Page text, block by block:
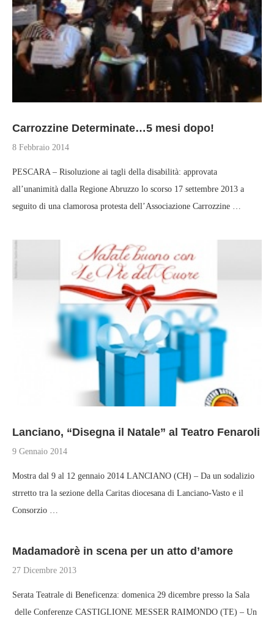
Carrozzine Determinate…5 mesi dopo!
8 Febbraio 2014
PESCARA – Risoluzione ai tagli della disabilità: approvata
all’unanimità dalla Regione Abruzzo lo scorso 17 settembre 2013 a
seguito di una clamorosa protesta dell’Associazione Carrozzine …
Lanciano, “Disegna il Natale” al Teatro Fenaroli
9 Gennaio 2014
Mostra dal 9 al 12 gennaio 2014 LANCIANO (CH) – Da un sodalizio
strretto tra la sezione della Caritas diocesana di Lanciano-Vasto e il
Consorzio …
Madamadorè in scena per un atto d’amore
27 Dicembre 2013
Serata Teatrale di Beneficenza: domenica 29 dicembre presso la Sala
delle Conferenze CASTIGLIONE MESSER RAIMONDO (TE) – Un